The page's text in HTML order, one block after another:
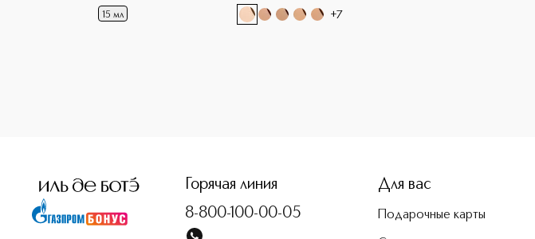
15 мл +7
Горячая линия
8-800-100-00-05
Для вас
Подарочные карты